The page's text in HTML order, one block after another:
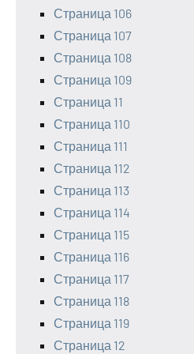
Страница 106
Страница 107
Страница 108
Страница 109
Страница 11
Страница 110
Страница 111
Страница 112
Страница 113
Страница 114
Страница 115
Страница 116
Страница 117
Страница 118
Страница 119
Страница 12